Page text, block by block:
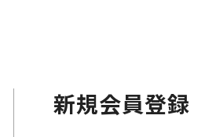
新規会員登録